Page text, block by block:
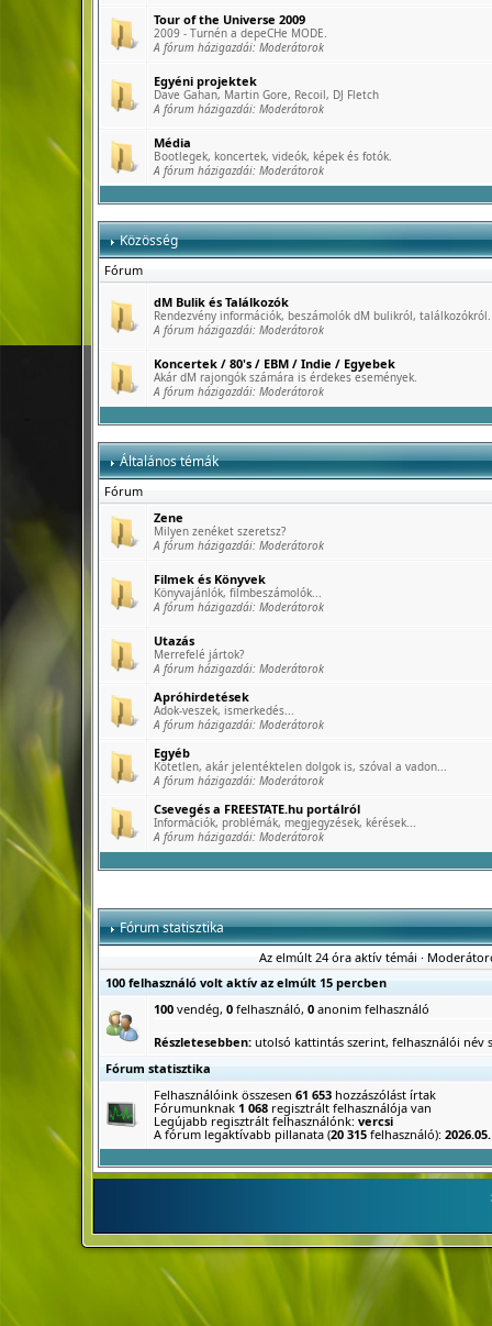
Tour of the Universe 2009
2009 - Turnén a depeCHe MODE.
A fórum házigazdái: Moderátorok
Egyéni projektek
Dave Gahan, Martin Gore, Recoil, DJ Fletch
A fórum házigazdái: Moderátorok
Média
Bootlegek, koncertek, videók, képek és fotók.
A fórum házigazdái: Moderátorok
Közösség
Fórum
dM Bulik és Találkozók
Rendezvény információk, beszámolók dM bulikról, találkozókról.
A fórum házigazdái: Moderátorok
Koncertek / 80's / EBM / Indie / Egyebek
Akár dM rajongók számára is érdekes események.
A fórum házigazdái: Moderátorok
Általános témák
Fórum
Zene
Milyen zenéket szeretsz?
A fórum házigazdái: Moderátorok
Filmek és Könyvek
Könyvajánlók, filmbeszámolók...
A fórum házigazdái: Moderátorok
Utazás
Merrefelé jártok?
A fórum házigazdái: Moderátorok
Apróhirdetések
Adok-veszek, ismerkedés...
A fórum házigazdái: Moderátorok
Egyéb
Kötetlen, akár jelentéktelen dolgok is, szóval a vadon...
A fórum házigazdái: Moderátorok
Csevegés a FREESTATE.hu portálról
Információk, problémák, megjegyzések, kérések...
A fórum házigazdái: Moderátorok
Fórum statisztika
Az elmúlt 24 óra aktív témái ·
100 felhasználó volt aktív az elmúlt 15 percben
100vendég, 0felhasználó, 0anonim felhasználó
Részletesebben: utolsó kattintás szerint, felhasználói név
Fórum statisztika
Felhasználóink összesen 61 653hozzászólást írtak
Fórumunknak 1 068regisztrált felhasználója van
Legújabb regisztrált felhasználónk: vercsi
A fórum legaktívabb pillanata (20 315felhasználó):